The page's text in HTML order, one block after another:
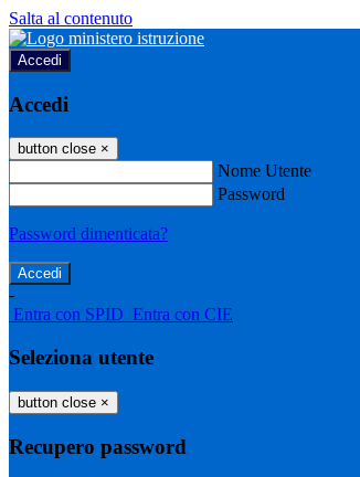
Salta al contenuto
Accedi
Accedi
button close ×
Nome Utente
Password
Password dimenticata?
-
Entra con SPID Entra con CIE
Seleziona utente
button close ×
Recupero password